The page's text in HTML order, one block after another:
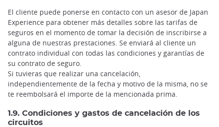
El cliente puede ponerse en contacto con un asesor de Japan
Experience para obtener más detalles sobre las tarifas de
seguros en el momento de tomar la decisión de inscribirse a
alguna de nuestras prestaciones. Se enviará al cliente un
contrato individual con todas las condiciones y garantías de
su contrato de seguro.
Si tuvieras que realizar una cancelación,
independientemente de la fecha y motivo de la misma, no se
te reembolsará el importe de la mencionada prima.
1.9. Condiciones y gastos de cancelación de los
circuitos